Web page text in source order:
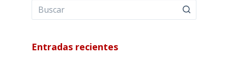
Entradas recientes